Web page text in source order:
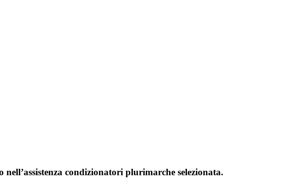
condizionatori plurimarche selezionata.